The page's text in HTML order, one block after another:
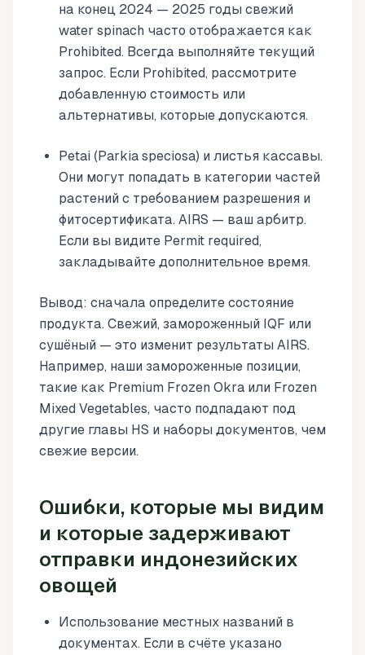
на конец 2024 — 2025 годы свежий
water spinach часто отображается как
Prohibited. Всегда выполняйте текущий
запрос. Если Prohibited, рассмотрите
добавленную стоимость или
альтернативы, которые допускаются.
Petai (Parkia speciosa) и листья кассавы.
Они могут попадать в категории частей
растений с требованием разрешения и
фитосертификата. AIRS — ваш арбитр.
Если вы видите Permit required,
закладывайте дополнительное время.
Вывод: сначала определите состояние
продукта. Свежий, замороженный IQF или
сушёный — это изменит результаты AIRS.
Например, наши замороженные позиции,
такие как Premium Frozen Okra или Frozen
Mixed Vegetables, часто подпадают под
другие главы HS и наборы документов, чем
свежие версии.
Ошибки, которые мы видим
и которые задерживают
отправки индонезийских
овощей
Использование местных названий в
документах. Если в счёте указано